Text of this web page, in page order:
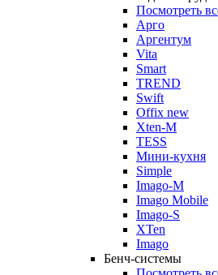
Посмотреть
Арго
Аргентум
Vita
Smart
TREND
Swift
Offix new
Xten-M
TESS
Мини-кухня
Simple
Imago-M
Imago Mobile
Imago-S
XTen
Imago
Бенч-системы